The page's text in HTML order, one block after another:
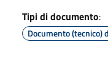
Tipi di documento:
Documento (tecnico)